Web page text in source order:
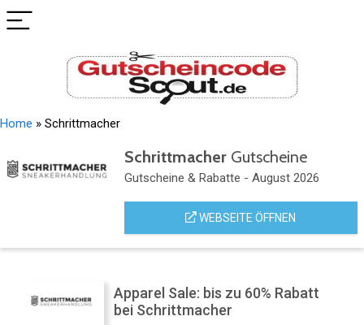
Home » Schrittmacher
SchrittmacherGutscheine
Gutscheine & Rabatte - August 2026
WEBSEITE ÖFFNEN
Apparel Sale: bis zu 60% Rabatt
bei Schrittmacher